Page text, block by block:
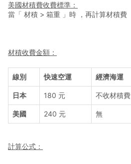
宅配服務說明
運輸投保說明
異動處理費
美國材積費收費標準：
當「 材積 > 箱重 」時 ，再計算材積費
材積收費金額：
線別 快速空運 經濟海運
日本 180 元 不收材積費
美國 240 元 無
計算公式：